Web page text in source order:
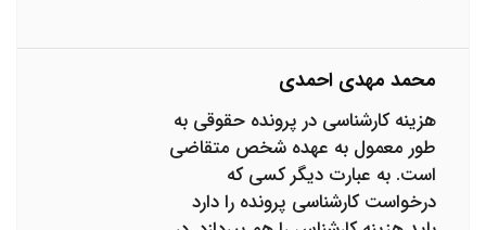
محمد مهدی احمدی
هزینه کارشناسی در پرونده حقوقی به
طور معمول به عهده شخص متقاضی
است. به عبارت دیگر کسی که
درخواست کارشناسی پرونده را دارد